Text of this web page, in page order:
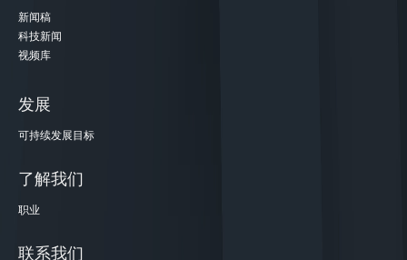
新闻稿
科技新闻
视频库
发展
可持续发展目标
了解我们
职业
联系我们